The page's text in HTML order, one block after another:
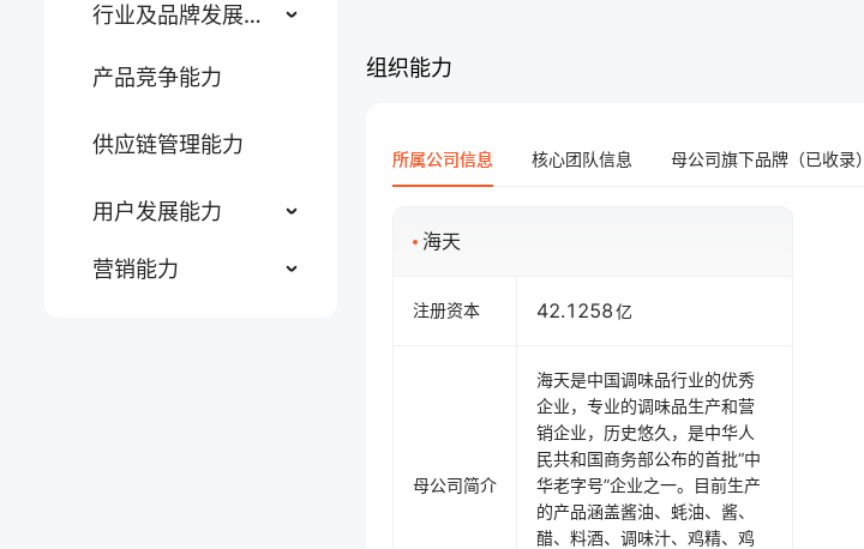
行业及品牌发展潜力
产品竞争能力
供应链管理能力
用户发展能力
营销能力
组织能力
所属公司信息 核心团队信息 母公司旗下品牌（已收录）
海天
注册资本 42.1258亿
母公司简介
海天是中国调味品行业的优秀
企业，专业的调味品生产和营
销企业，历史悠久，是中华人
民共和国商务部公布的首批“中
华老字号”企业之一。目前生产
的产品涵盖酱油、蚝油、酱、
醋、料酒、调味汁、鸡精、鸡